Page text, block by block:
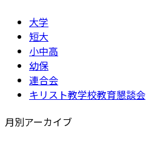
ジ
送
り
ジ
大学
短大
小中高
幼保
連合会
キリスト教学校教育懇談会
月別アーカイブ